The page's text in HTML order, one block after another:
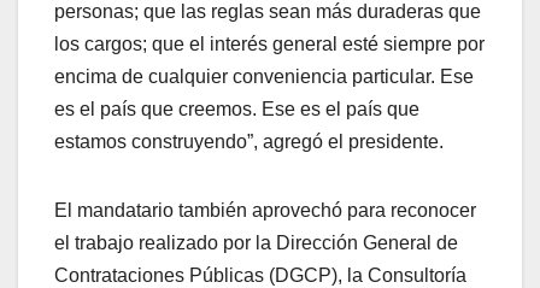
personas; que las reglas sean más duraderas que
los cargos; que el interés general esté siempre por
encima de cualquier conveniencia particular. Ese
es el país que creemos. Ese es el país que
estamos construyendo”, agregó el presidente.
El mandatario también aprovechó para reconocer
el trabajo realizado por la Dirección General de
Contrataciones Públicas (DGCP), la Consultoría